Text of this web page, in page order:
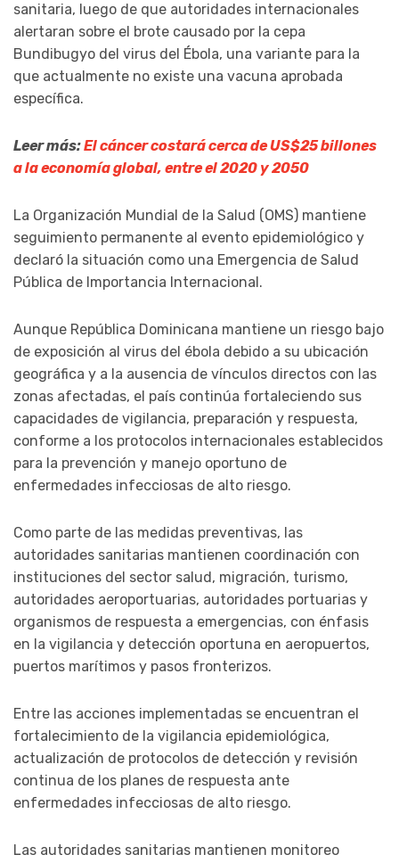
sanitaria, luego de que autoridades internacionales
alertaran sobre el brote causado por la cepa
Bundibugyo del virus del Ébola, una variante para la
que actualmente no existe una vacuna aprobada
específica.
Leer más:El cáncer costará cerca de US$25 billones
a la economía global, entre el 2020 y 2050
La Organización Mundial de la Salud (OMS) mantiene
seguimiento permanente al evento epidemiológico y
declaró la situación como una Emergencia de Salud
Pública de Importancia Internacional.
Aunque República Dominicana mantiene un riesgo bajo
de exposición al virus del ébola debido a su ubicación
geográfica y a la ausencia de vínculos directos con las
zonas afectadas, el país continúa fortaleciendo sus
capacidades de vigilancia, preparación y respuesta,
conforme a los protocolos internacionales establecidos
para la prevención y manejo oportuno de
enfermedades infecciosas de alto riesgo.
Como parte de las medidas preventivas, las
autoridades sanitarias mantienen coordinación con
instituciones del sector salud, migración, turismo,
autoridades aeroportuarias, autoridades portuarias y
organismos de respuesta a emergencias, con énfasis
en la vigilancia y detección oportuna en aeropuertos,
puertos marítimos y pasos fronterizos.
Entre las acciones implementadas se encuentran el
fortalecimiento de la vigilancia epidemiológica,
actualización de protocolos de detección y revisión
continua de los planes de respuesta ante
enfermedades infecciosas de alto riesgo.
Las autoridades sanitarias mantienen monitoreo